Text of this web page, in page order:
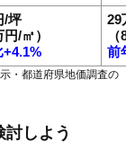
/坪
円/㎡）
+4.1%
29
（
前
・都道府県地価調査の
しよう